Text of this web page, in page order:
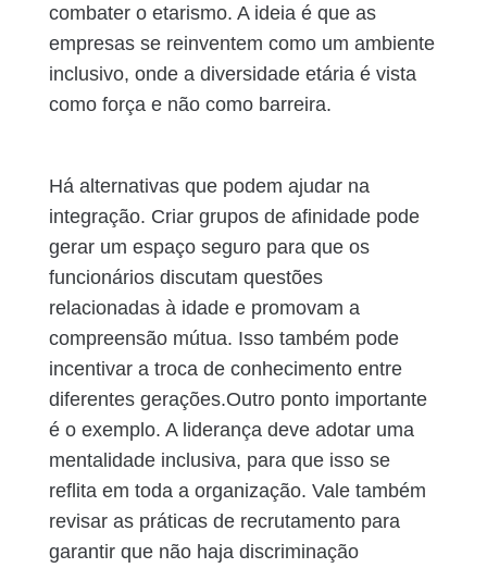
combater o etarismo. A ideia é que as
empresas se reinventem como um ambiente
inclusivo, onde a diversidade etária é vista
como força e não como barreira.
Há alternativas que podem ajudar na
integração. Criar grupos de afinidade pode
gerar um espaço seguro para que os
funcionários discutam questões
relacionadas à idade e promovam a
compreensão mútua. Isso também pode
incentivar a troca de conhecimento entre
diferentes gerações.Outro ponto importante
é o exemplo. A liderança deve adotar uma
mentalidade inclusiva, para que isso se
reflita em toda a organização. Vale também
revisar as práticas de recrutamento para
garantir que não haja discriminação